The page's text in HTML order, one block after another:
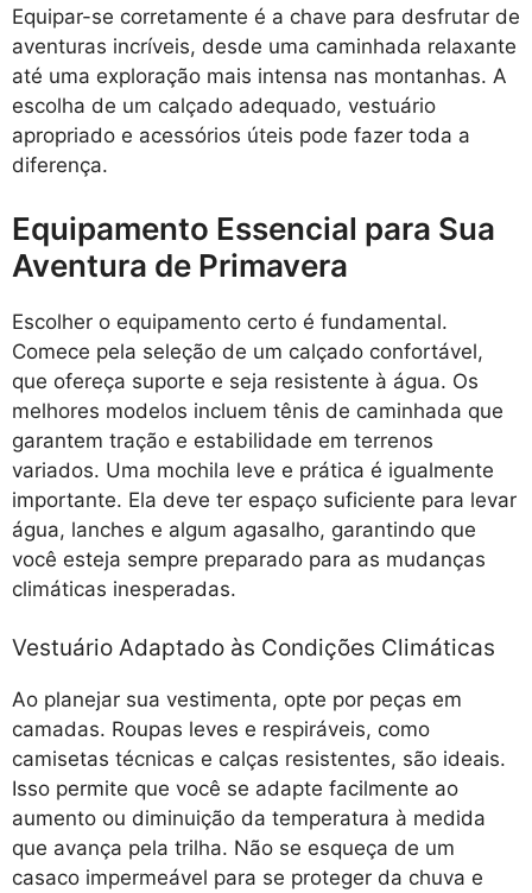
Equipar-se corretamente é a chave para desfrutar de
aventuras incríveis, desde uma caminhada relaxante
até uma exploração mais intensa nas montanhas. A
escolha de um calçado adequado, vestuário
apropriado e acessórios úteis pode fazer toda a
diferença.
Equipamento Essencial para Sua
Aventura de Primavera
Escolher o equipamento certo é fundamental.
Comece pela seleção de um calçado confortável,
que ofereça suporte e seja resistente à água. Os
melhores modelos incluem tênis de caminhada que
garantem tração e estabilidade em terrenos
variados. Uma mochila leve e prática é igualmente
importante. Ela deve ter espaço suficiente para levar
água, lanches e algum agasalho, garantindo que
você esteja sempre preparado para as mudanças
climáticas inesperadas.
Vestuário Adaptado às Condições Climáticas
Ao planejar sua vestimenta, opte por peças em
camadas. Roupas leves e respiráveis, como
camisetas técnicas e calças resistentes, são ideais.
Isso permite que você se adapte facilmente ao
aumento ou diminuição da temperatura à medida
que avança pela trilha. Não se esqueça de um
casaco impermeável para se proteger da chuva e